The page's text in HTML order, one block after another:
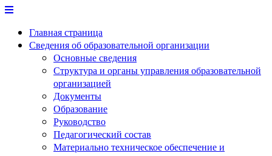
Перейти
содержимому
Главная страница
Сведения об образовательной организации
Основные сведения
Структура и органы управления образовательной
организацией
Документы
Образование
Руководство
Педагогический состав
Материально техническое обеспечение и